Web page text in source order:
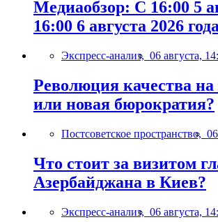
Медиаобзор: С 16:00 5
16:00 6 августа 2026 года
Экспресс-анализ, 06 августа,
Революция качества
или новая бюрократия?
Постсоветское пространство,
Что стоит за визитом
Азербайджана в Киев?
Экспресс-анализ, 06 августа,